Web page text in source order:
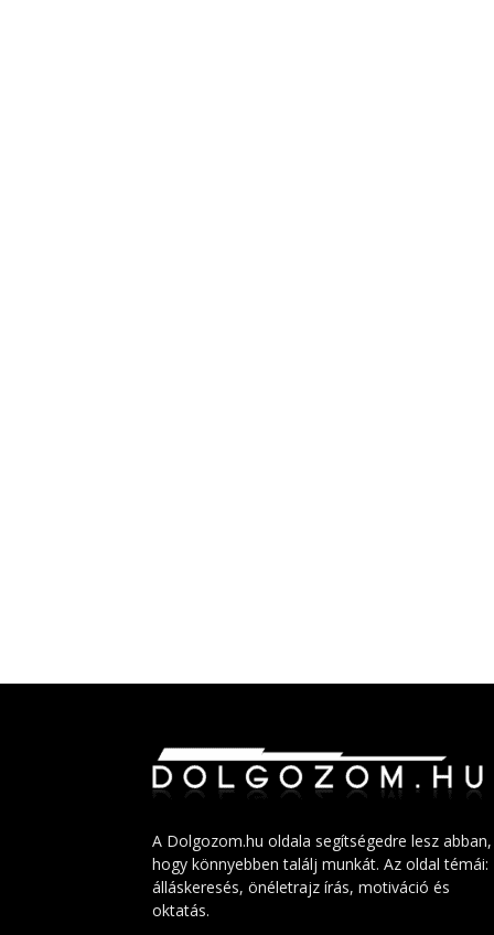
A Dolgozom.hu oldala segítségedre lesz abban,
hogy könnyebben találj munkát. Az oldal témái:
álláskeresés, önéletrajz írás, motiváció és
oktatás.